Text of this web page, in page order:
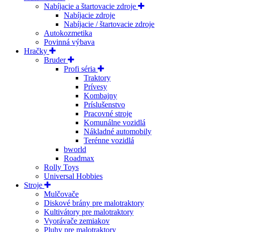
Nabíjacie a štartovacie zdroje
Nabíjacie zdroje
Nabíjacie / štartovacie zdroje
Autokozmetika
Povinná výbava
Hračky
Bruder
Profi séria
Traktory
Prívesy
Kombajny
Príslušenstvo
Pracovné stroje
Komunálne vozidlá
Nákladné automobily
Terénne vozidlá
bworld
Roadmax
Rolly Toys
Universal Hobbies
Stroje
Mulčovače
Diskové brány pre malotraktory
Kultivátory pre malotraktory
Vyorávače zemiakov
Pluhy pre malotraktory